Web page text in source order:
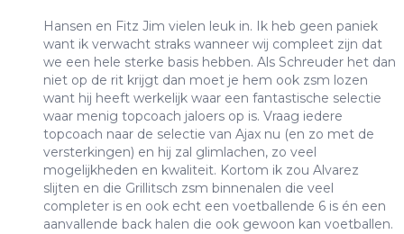
Hansen en Fitz Jim vielen leuk in. Ik heb geen paniek
want ik verwacht straks wanneer wij compleet zijn dat
we een hele sterke basis hebben. Als Schreuder het dan
niet op de rit krijgt dan moet je hem ook zsm lozen
want hij heeft werkelijk waar een fantastische selectie
waar menig topcoach jaloers op is. Vraag iedere
topcoach naar de selectie van Ajax nu (en zo met de
versterkingen) en hij zal glimlachen, zo veel
mogelijkheden en kwaliteit. Kortom ik zou Alvarez
slijten en die Grillitsch zsm binnenalen die veel
completer is en ook echt een voetballende 6 is én een
aanvallende back halen die ook gewoon kan voetballen.